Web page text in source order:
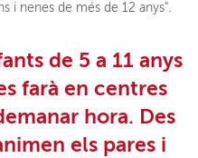
i nenes de més de 12 anys".
de 5 a 11 anys
farà en centres
hora. Des
els pares i